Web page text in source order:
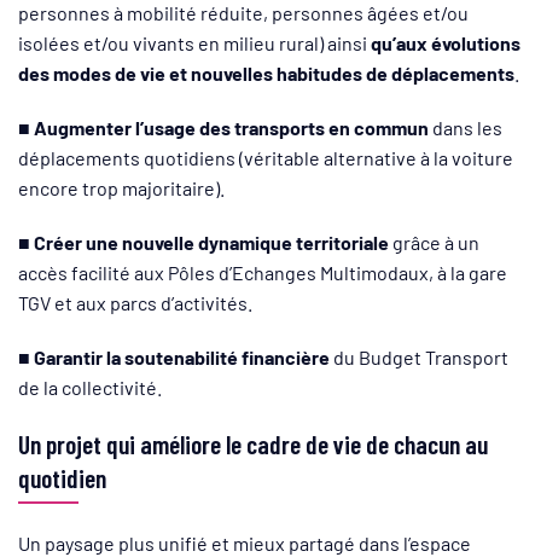
personnes à mobilité réduite, personnes âgées et/ou
isolées et/ou vivants en milieu rural) ainsi qu’aux évolutions
des modes de vie et nouvelles habitudes de déplacements
■ Augmenter l’usage des transports en commun dans les
déplacements quotidiens (véritable alternative à la voiture
encore trop majoritaire).
■ Créer une nouvelle dynamique territoriale grâce à un
accès facilité aux Pôles d’Echanges Multimodaux, à la gare
TGV et aux parcs d’activités.
■ Garantir la soutenabilité financière du Budget Transport
de la collectivité.
Un projet qui améliore le cadre de vie de chacun au
quotidien
Un paysage plus unifié et mieux partagé dans l’espace